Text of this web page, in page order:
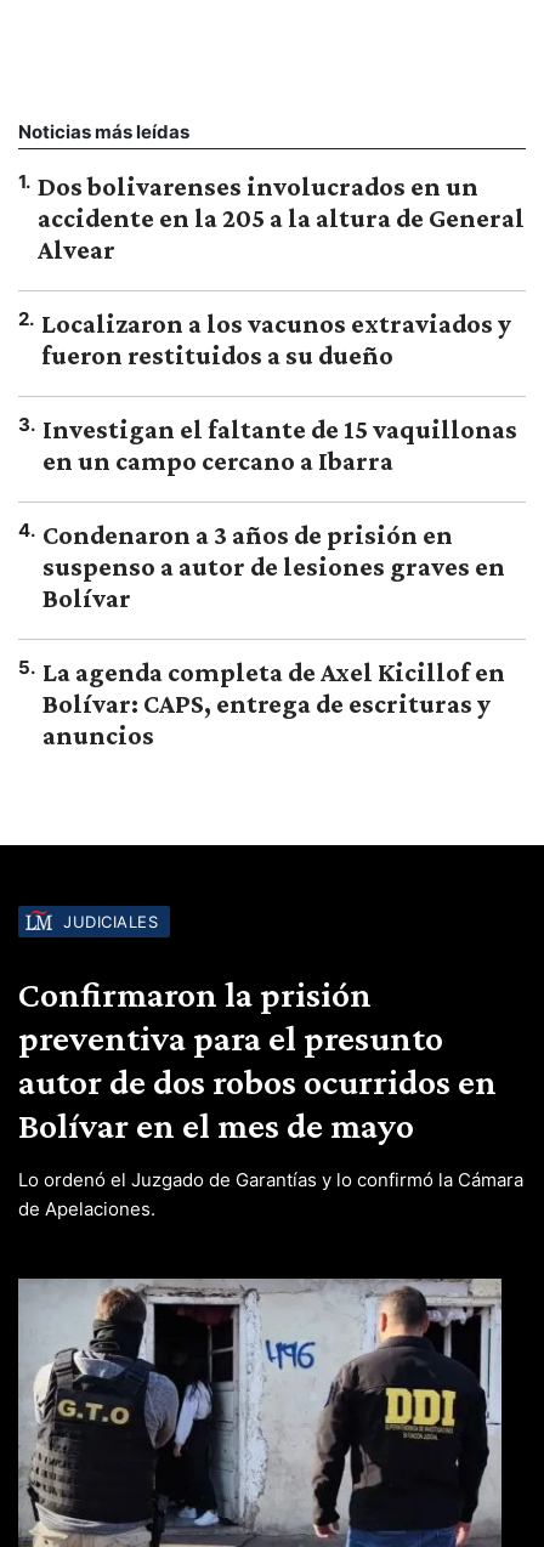
Noticias más leídas
1. Dos bolivarenses involucrados en un
accidente en la 205 a la altura de General
Alvear
2. Localizaron a los vacunos extraviados y
fueron restituidos a su dueño
3. Investigan el faltante de 15 vaquillonas
en un campo cercano a Ibarra
4. Condenaron a 3 años de prisión en
suspenso a autor de lesiones graves en
Bolívar
5. La agenda completa de Axel Kicillof en
Bolívar: CAPS, entrega de escrituras y
anuncios
JUDICIALES
Confirmaron la prisión
preventiva para el presunto
autor de dos robos ocurridos en
Bolívar en el mes de mayo
Lo ordenó el Juzgado de Garantías y lo confirmó la Cámara
de Apelaciones.